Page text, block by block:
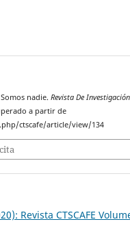
nadie. Revista De
a partir de
ctscafe/article/view/134
Revista CTSCAFE